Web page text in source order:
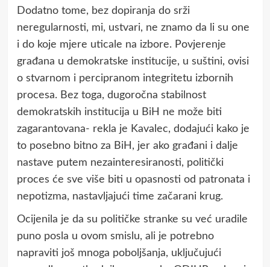
Dodatno tome, bez dopiranja do srži
neregularnosti, mi, ustvari, ne znamo da li su one
i do koje mjere uticale na izbore. Povjerenje
građana u demokratske institucije, u suštini, ovisi
o stvarnom i percipranom integritetu izbornih
procesa. Bez toga, dugoročna stabilnost
demokratskih institucija u BiH ne može biti
zagarantovana- rekla je Kavalec, dodajući kako je
to posebno bitno za BiH, jer ako građani i dalje
nastave putem nezainteresiranosti, politički
proces će sve više biti u opasnosti od patronata i
nepotizma, nastavljajući time začarani krug.
Ocijenila je da su političke stranke su već uradile
puno posla u ovom smislu, ali je potrebno
napraviti još mnoga poboljšanja, uključujući